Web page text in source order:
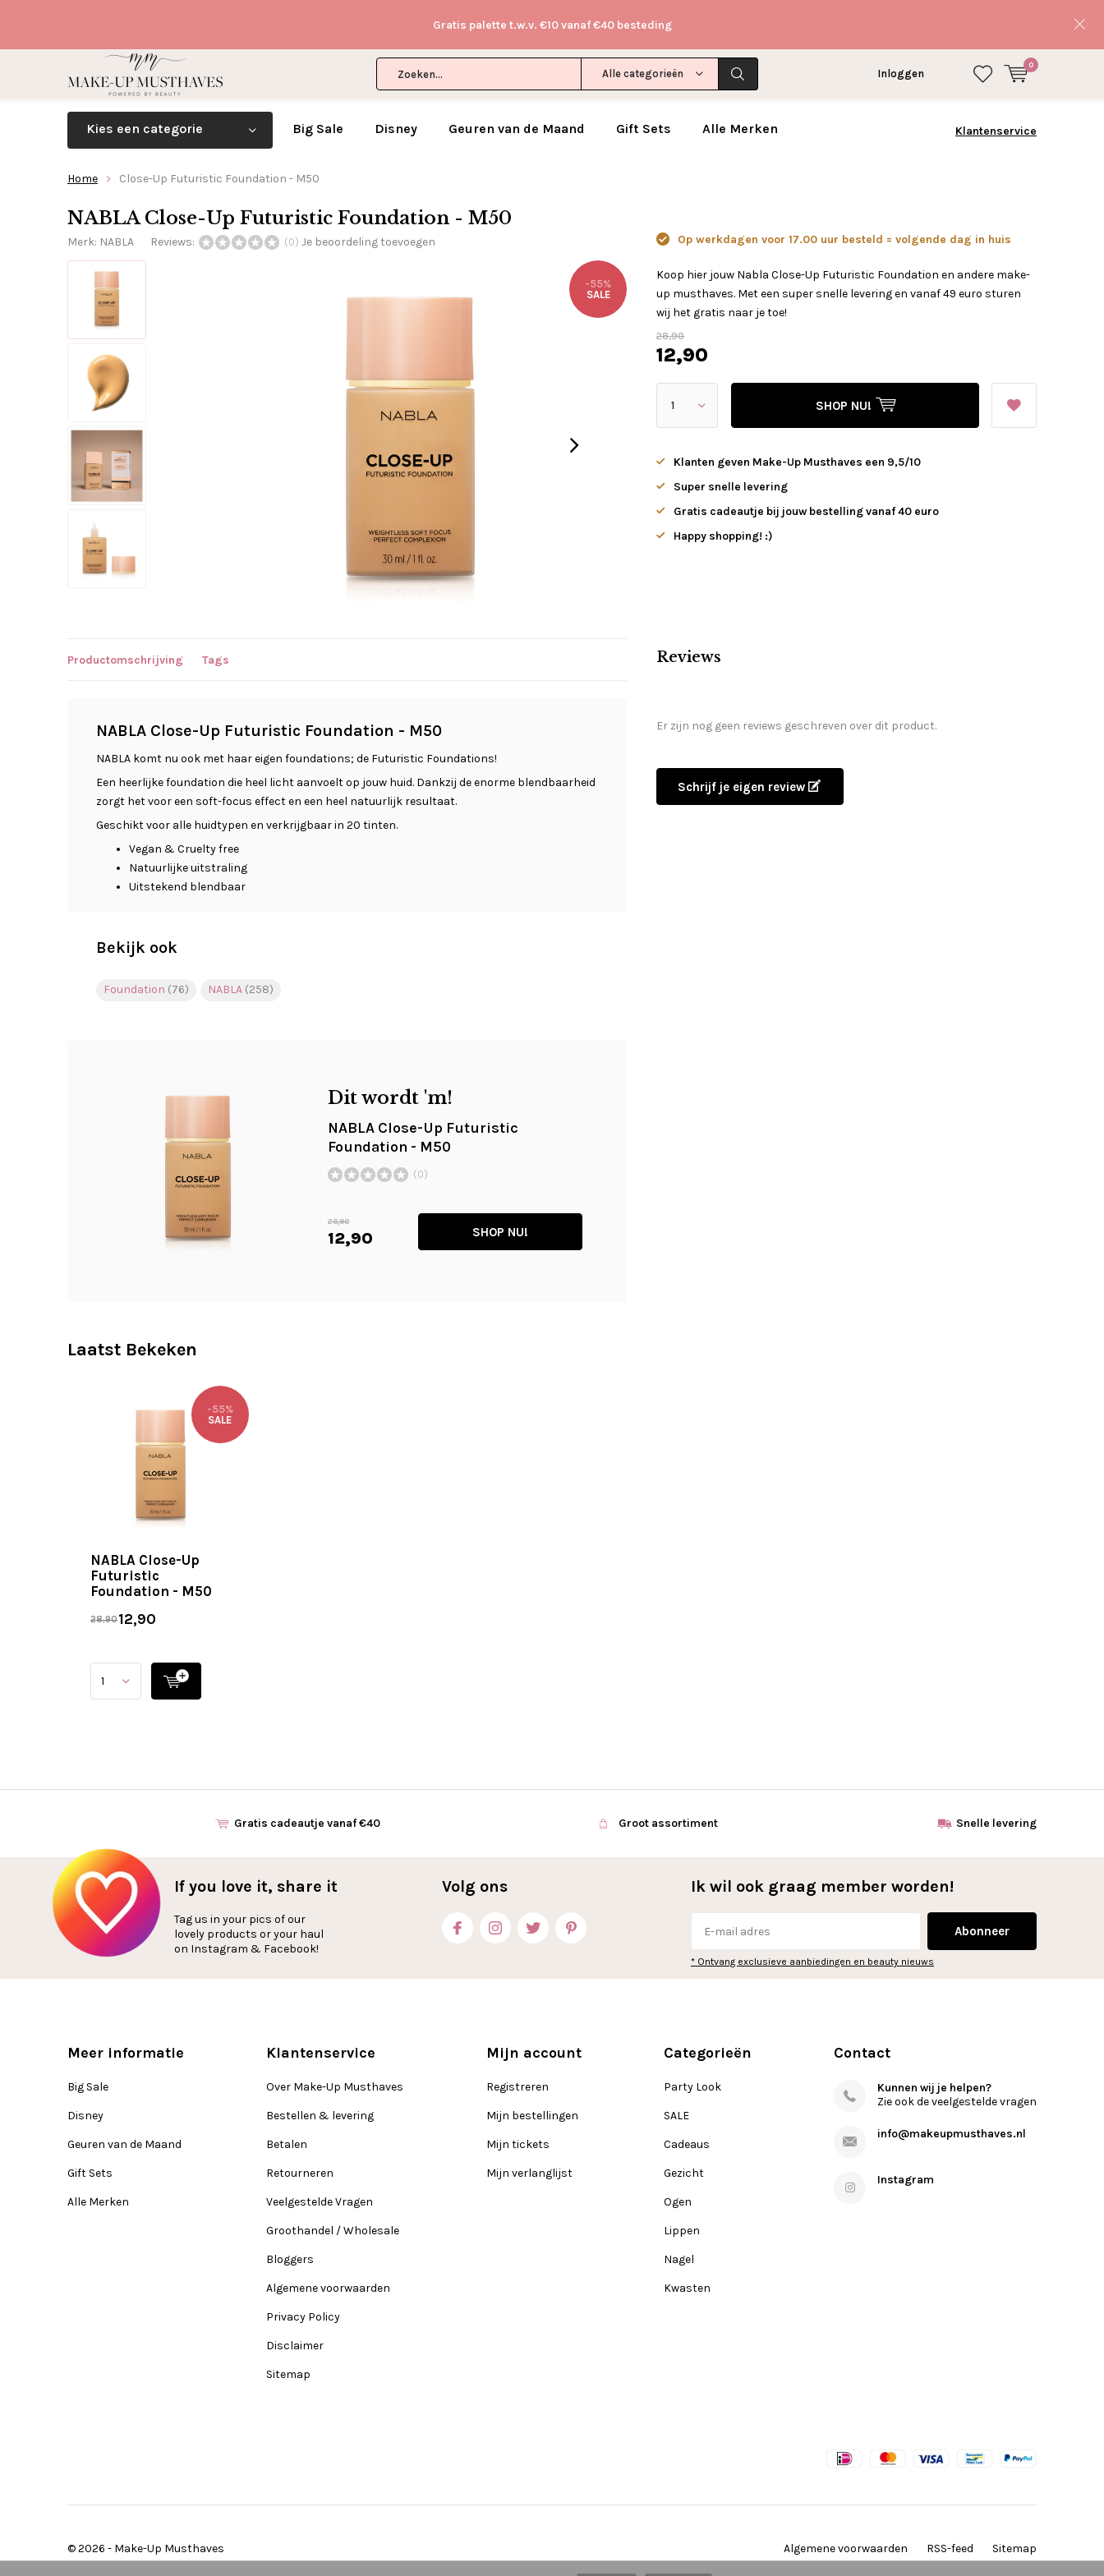
Alle categorieën Inloggen
0
Gratis palette t.w.v. €10 vanaf €40 besteding
Kies een categorie Big Sale Disney Geuren van de Maand Gift Sets Alle Merken Klantenservice
Home Close-Up Futuristic Foundation - M50
NABLA Close-Up Futuristic Foundation - M50
Merk: NABLA Reviews: (0) Je beoordeling toevoegen
-55%
SALE
Op werkdagen voor 17.00 uur besteld = volgende dag in huis
Koop hier jouw Nabla Close-Up Futuristic Foundation en andere make-
up musthaves. Met een super snelle levering en vanaf 49 euro sturen
wij het gratis naar je toe!
28,90
12,90
SHOP NU!
Klanten geven Make-Up Musthaves een 9,5/10
Super snelle levering
Gratis cadeautje bij jouw bestelling vanaf 40 euro
Happy shopping! :)
Productomschrijving Tags
NABLA Close-Up Futuristic Foundation - M50
NABLA komt nu ook met haar eigen foundations; de Futuristic Foundations!
Een heerlijke foundation die heel licht aanvoelt op jouw huid. Dankzij de enorme blendbaarheid
zorgt het voor een soft-focus effect en een heel natuurlijk resultaat.
Geschikt voor alle huidtypen en verkrijgbaar in 20 tinten.
Vegan & Cruelty free
Natuurlijke uitstraling
Uitstekend blendbaar
Bekijk ook
Foundation (76) NABLA (258)
Dit wordt 'm!
NABLA Close-Up Futuristic
Foundation - M50
(0)
28,90
12,90 SHOP NU!
Reviews
Er zijn nog geen reviews geschreven over dit product.
Schrijf je eigen review
Laatst Bekeken
NABLA Close-Up
Futuristic
Foundation - M50
-55%
SALE
28,9012,90
Gratis cadeautje vanaf €40 Groot assortiment Snelle levering
If you love it, share it
Tag us in your pics of our
lovely products or your haul
on Instagram & Facebook!
Volg ons Ik wil ook graag member worden!
Abonneer
* Ontvang exclusieve aanbiedingen en beauty nieuws
Meer informatie
Big Sale
Disney
Geuren van de Maand
Gift Sets
Alle Merken
Klantenservice
Over Make-Up Musthaves
Bestellen & levering
Betalen
Retourneren
Veelgestelde Vragen
Groothandel / Wholesale
Bloggers
Algemene voorwaarden
Privacy Policy
Disclaimer
Sitemap
Mijn account
Registreren
Mijn bestellingen
Mijn tickets
Mijn verlanglijst
Categorieën
Party Look
SALE
Cadeaus
Gezicht
Ogen
Lippen
Nagel
Kwasten
Contact
Kunnen wij je helpen?
Zie ook de veelgestelde vragen
info@makeupmusthaves.nl
Instagram
© 2026 - Make-Up Musthaves Algemene voorwaarden RSS-feed Sitemap